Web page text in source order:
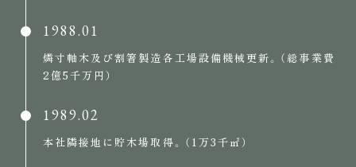
1988.01
燐寸軸木及び割箸製造各工場設備機械更新。（総事業費
2億5千万円）
1989.02
本社隣接地に貯木場取得。（1万3千㎡）